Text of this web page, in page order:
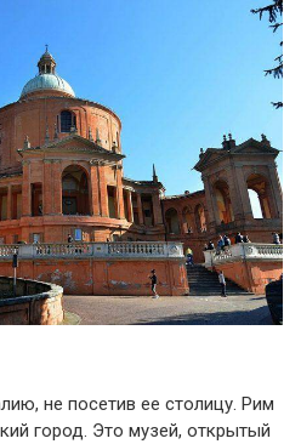
не посетив ее столицу. Рим
город. Это музей, открытый